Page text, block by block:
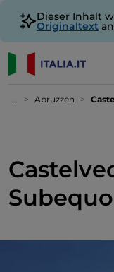
Dieser Inhalt
Originaltext
... Abruzzen
Subequo